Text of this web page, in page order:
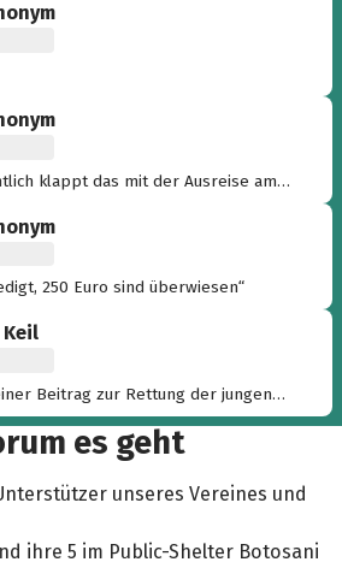
klappt das mit der Ausreise am
und wünsche allen von ganzem
einer liebevollen Familie!!! 24 Paws 4
24 Pfoten helfen helfen“
250 Euro sind überwiesen“
Keil
Beitrag zur Rettung der jungen
Mögen sie einen guten Start in
sicheres Leben haben!“
es geht
unseres Vereines und
ihre 5 im Public-Shelter Botosani